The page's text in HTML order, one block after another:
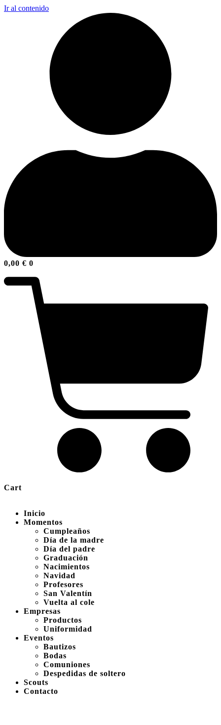
Ir al contenido
0,00 € 0
Cart
Inicio
Momentos
Cumpleaños
Día de la madre
Día del padre
Graduación
Nacimientos
Navidad
Profesores
San Valentín
Vuelta al cole
Empresas
Productos
Uniformidad
Eventos
Bautizos
Bodas
Comuniones
Despedidas de soltero
Scouts
Contacto